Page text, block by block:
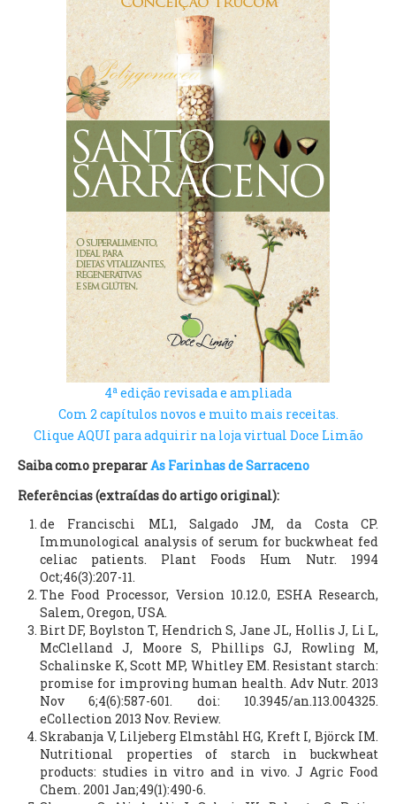
4a edição revisada e ampliada
Com 2 capítulos novos e muito mais receitas.
Clique AQUI para adquirir na loja virtual Doce Limão
Saiba como prepararAs Farinhas de Sarraceno
Referências (extraídas do artigo original):
de Francischi ML1, Salgado JM, da Costa CP.
Immunological analysis of serum for buckwheat fed
celiac patients. Plant Foods Hum Nutr. 1994
Oct;46(3):207-11.
The Food Processor, Version 10.12.0, ESHA Research,
Salem, Oregon, USA.
Birt DF, Boylston T, Hendrich S, Jane JL, Hollis J, Li L,
McClelland J, Moore S, Phillips GJ, Rowling M,
Schalinske K, Scott MP, Whitley EM. Resistant starch:
promise for improving human health. Adv Nutr. 2013
Nov 6;4(6):587-601. doi: 10.3945/an.113.004325.
eCollection 2013 Nov. Review.
Skrabanja V, Liljeberg Elmståhl HG, Kreft I, Björck IM.
Nutritional properties of starch in buckwheat
products: studies in vitro and in vivo. J Agric Food
Chem. 2001 Jan;49(1):490-6.